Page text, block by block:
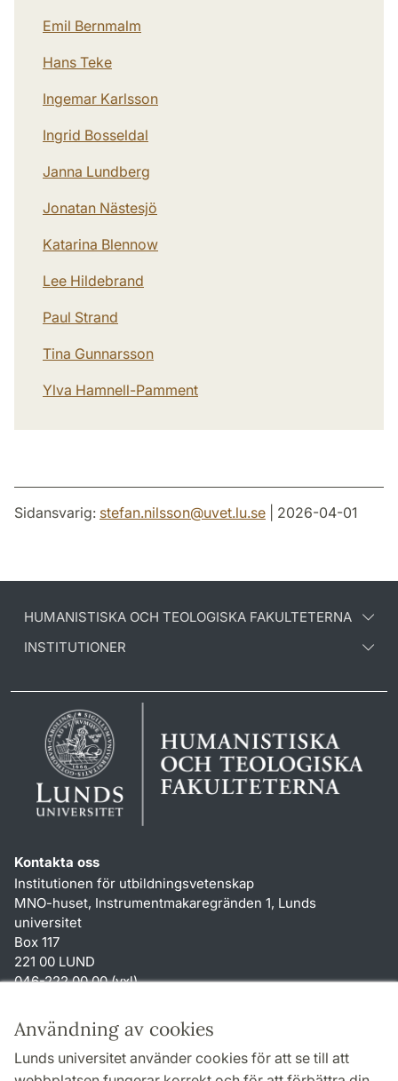
Användning av cookies
Lunds universitet använder cookies för att se till att
Emil Bernmalm
Hans Teke
Ingemar Karlsson
Ingrid Bosseldal
Janna Lundberg
Jonatan Nästesjö
Katarina Blennow
Lee Hildebrand
Paul Strand
Tina Gunnarsson
Ylva Hamnell-Pamment
Sidansvarig: stefan.nilsson@uvet.lu.se | 2026-04-01
HUMANISTISKA OCH TEOLOGISKA FAKULTETERNA
INSTITUTIONER
Kontakta oss
Institutionen för utbildningsvetenskap
MNO-huset, Instrumentmakaregränden 1, Lunds
universitet
Box 117
221 00 LUND
046-222 00 00 (vxl)
Om webbplatsen och cookies